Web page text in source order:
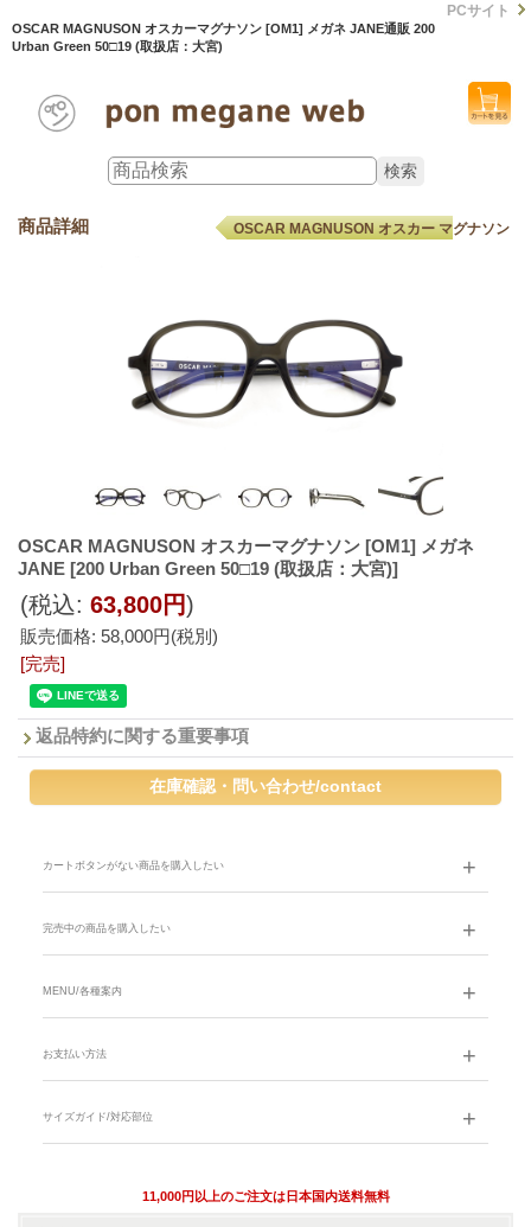
OSCAR MAGNUSON オスカーマグナソン [OM1] メガネ JANE通販 200
Urban Green 50□19 (取扱店：大宮)
PCサイト
商品詳細 OSCAR MAGNUSON オスカー マグナソン
OSCAR MAGNUSON オスカーマグナソン [OM1] メガネ
JANE [200 Urban Green 50□19 (取扱店：大宮)]
販売価格: 58,000円(税別)
(税込: 63,800円)
[完売]
返品特約に関する重要事項
カートボタンがない商品を購入したい
完売中の商品を購入したい
MENU/各種案内
お支払い方法
サイズガイド/対応部位
11,000円以上のご注文は日本国内送料無料